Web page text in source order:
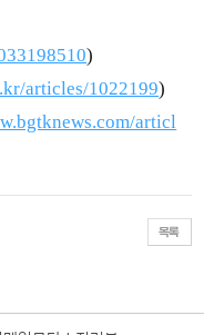
)
articles/1022199)
articl